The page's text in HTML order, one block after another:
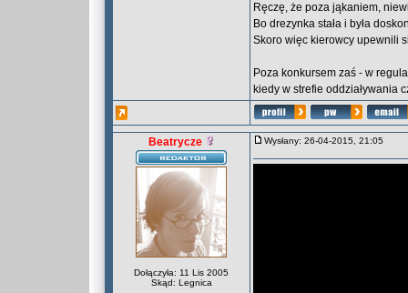
Ręczę, że poza jąkaniem,
Bo drezynka stała i była
Skoro więc kierowcy upewnili
Poza konkursem zaś - w
kiedy w strefie oddziaływania
Beatrycze
Dołączyła: 11 Lis 2005
Skąd: Legnica
Wysłany: 26-04-2015, 21:05